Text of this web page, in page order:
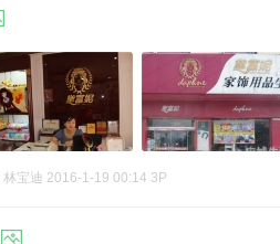
林宝迪 2016-1-19 00:14 3P